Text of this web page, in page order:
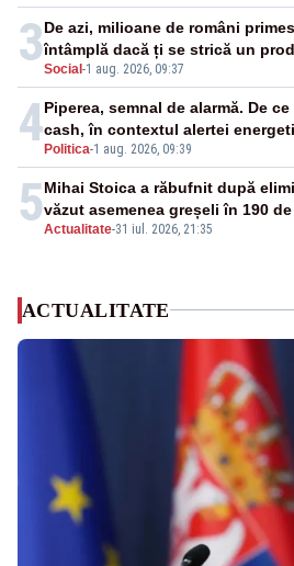
3Social-1 aug. 2026, 09:37
De azi, milioane de români
întâmplă dacă ți se strică un
4Politica-1 aug. 2026, 09:39
Piperea, semnal de alarmă. De
cash, în contextul alertei
5Actualitate-31 iul. 2026, 21:35
Mihai Stoica a răbufnit după
văzut asemenea greșeli în 190
ACTUALITATE